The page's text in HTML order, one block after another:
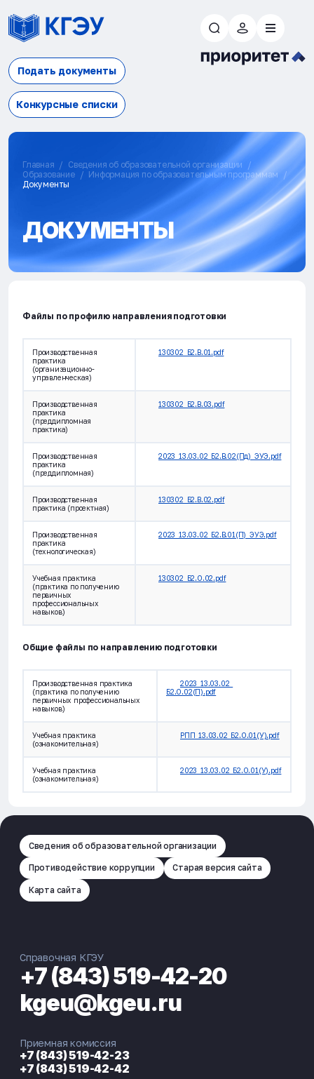
Подать документы
Конкурсные списки
Главная
Сведения об образовательной организации
Образование
Информация по образовательным программам
Документы
ДОКУМЕНТЫ
Файлы по профилю направления подготовки
Производственная
практика
(организационно-
управленческая)
130302_Б2.В.01.pdf
Производственная
практика
(преддипломная
практика)
130302_Б2.В.03.pdf
Производственная
практика
(преддипломная)
2023_13.03.02_Б2.В.02(Пд)_ЭУЭ.pdf
Производственная
практика (проектная)
130302_Б2.В.02.pdf
Производственная
практика
(технологическая)
2023_13.03.02_Б2.В.01(П)_ЭУЭ.pdf
Учебная практика
(практика по получению
первичных
профессиональных
навыков)
130302_Б2.О.02.pdf
Общие файлы по направлению подготовки
Производственная практика
(практика по получению
первичных профессиональных
навыков)
2023_13.03.02_
Б2.О.02(П).pdf
Учебная практика
(ознакомительная)
РПП_13.03.02_Б2.О.01(У).pdf
Учебная практика
(ознакомительная)
2023_13.03.02_Б2.О.01(У).pdf
Сведения об образовательной организации
Противодействие коррупции Старая версия сайта
Карта сайта
Справочная КГЭУ
+7 (843) 519-42-20
kgeu@kgeu.ru
Приемная комиссия
+7 (843) 519-42-23
+7 (843) 519-42-42